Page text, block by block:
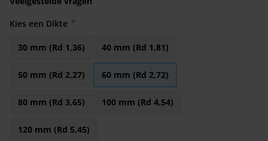
Kies een Dikte
30 mm (Rd 1,36) 40 mm (Rd 1,81)
50 mm (Rd 2,27) 60 mm (Rd 2,72)
80 mm (Rd 3,65) 100 mm (Rd 4,54)
120 mm (Rd 5,45)